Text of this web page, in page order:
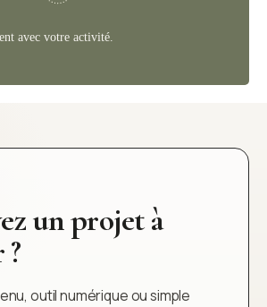
avec votre activité.
un projet à
outil numérique ou simple